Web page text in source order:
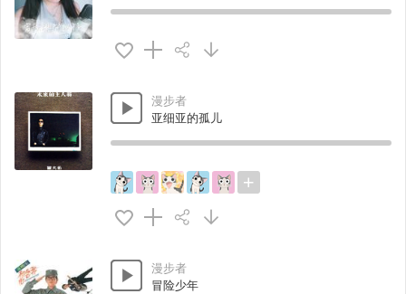
漫步者
亚细亚的孤儿
漫步者
冒险少年